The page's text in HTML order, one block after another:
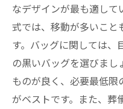
なデザインが最も適し
式では、移動が多いこ
す。バッグに関しては、
の黒いバッグを選びま
ものが良く、必要最低限
がベストです。また、葬